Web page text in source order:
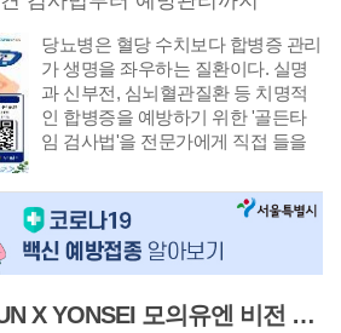
당뇨병은 혈당 수치보다 합병증 관리
가 생명을 좌우하는 질환이다. 실명
과 신부전, 심뇌혈관질환 등 치명적
인 합병증을 예방하기 위한 '골든타
임 검사법'을 전문가에게 직접 들을
제7회 SEODAEMUN X YONSEI 모의유엔 비전 워크숍